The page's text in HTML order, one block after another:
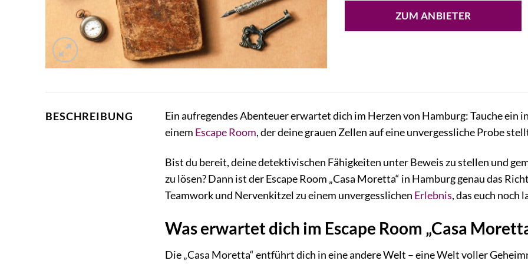
ZUM ANBIETER
BESCHREIBUNG
Ein aufregendes Abenteuer erwartet dich im Herzen von Hamburg: Tauche ein
einem Escape Room, der deine grauen Zellen auf eine unvergessliche Probe
Bist du bereit, deine detektivischen Fähigkeiten unter Beweis zu stellen und
zu lösen? Dann ist der Escape Room „Casa Moretta“ in Hamburg genau das
Teamwork und Nervenkitzel zu einem unvergesslichen Erlebnis, das euch noch
Was erwartet dich im Escape Room „Casa
Die „Casa Moretta“ entführt dich in eine andere Welt – eine Welt voller